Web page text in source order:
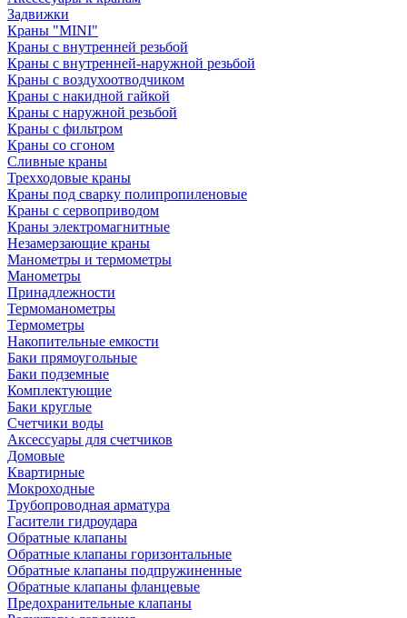
Задвижки
Краны "MINI"
Краны с внутренней резьбой
Краны с внутренней-наружной резьбой
Краны с воздухоотводчиком
Краны с накидной гайкой
Краны с наружной резьбой
Краны с фильтром
Краны со сгоном
Сливные краны
Трехходовые краны
Краны под сварку полипропиленовые
Краны с сервоприводом
Краны электромагнитные
Незамерзающие краны
Манометры и термометры
Манометры
Принадлежности
Термоманометры
Термометры
Накопительные емкости
Баки прямоугольные
Баки подземные
Комплектующие
Баки круглые
Счетчики воды
Аксессуары для счетчиков
Домовые
Квартирные
Мокроходные
Трубопроводная арматура
Гасители гидроудара
Обратные клапаны
Обратные клапаны горизонтальные
Обратные клапаны подпружиненные
Обратные клапаны фланцевые
Предохранительные клапаны